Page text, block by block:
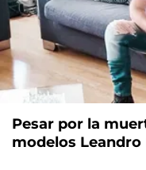
Pesar por la
modelos Leandro